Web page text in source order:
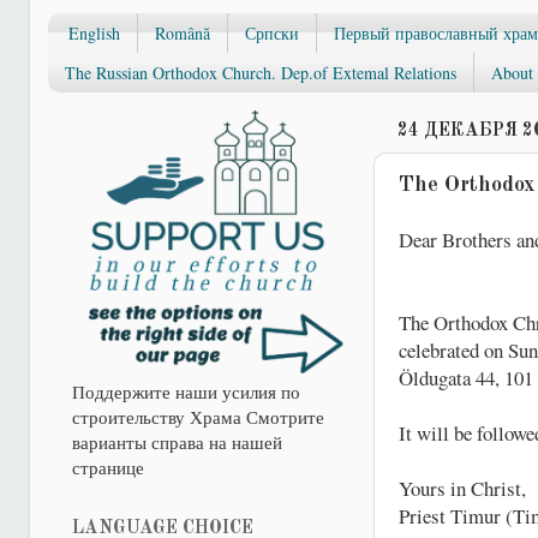
English Română Српски
Первый православный
The Russian Orthodox Church. Dep.of Extemal Relations
24 ДЕКАБРЯ
The
Dear Brothers
The Orthodox
celebrated on
Öldugata 44,
It will be
Yours in Christ,
Priest Timur
Поддержите наши усилия по
строительству Храма Смотрите
варианты справа на нашей
странице
LANGUAGE CHOICE